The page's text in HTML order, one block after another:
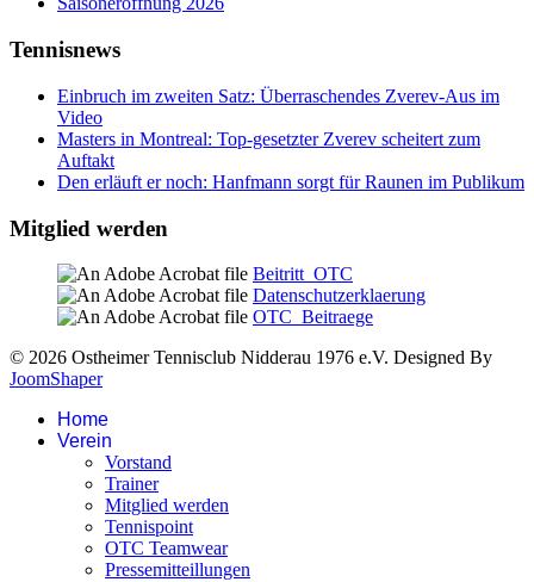
Tennisnews
Einbruch im zweiten Satz: Überraschendes Zverev-Aus im
Video
Masters in Montreal: Top-gesetzter Zverev scheitert zum
Auftakt
Den erläuft er noch: Hanfmann sorgt für Raunen im Publikum
Mitglied werden
Beitritt_OTC
Datenschutzerklaerung
OTC_Beitraege
© 2026 Ostheimer Tennisclub Nidderau 1976 e.V. Designed By
JoomShaper
Home
Verein
Vorstand
Trainer
Mitglied werden
Tennispoint
OTC Teamwear
Pressemitteillungen